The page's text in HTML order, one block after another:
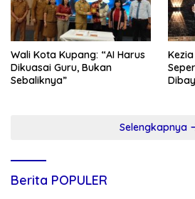
Wali Kota Kupang: “AI Harus
Dikuasai Guru, Bukan
Sebaliknya”
Selengkapnya
Berita POPULER